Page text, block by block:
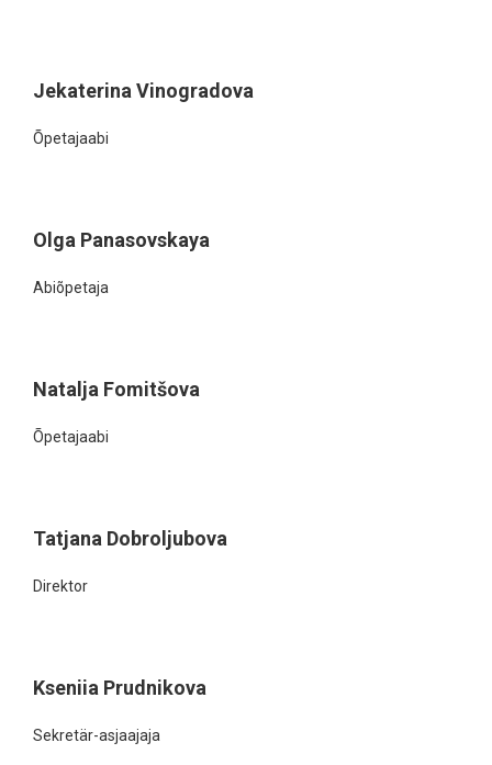
Jekaterina Vinogradova
Õpetajaabi
Olga Panasovskaya
Abiõpetaja
Natalja Fomitšova
Õpetajaabi
Tatjana Dobroljubova
Direktor
Kseniia Prudnikova
Sekretär-asjaajaja